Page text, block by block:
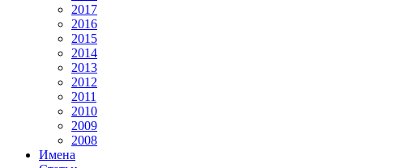
2017
2016
2015
2014
2013
2012
2011
2010
2009
2008
Имена